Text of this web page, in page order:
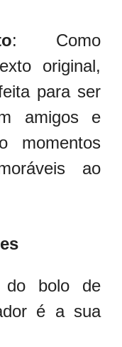
: Como
original,
para ser
amigos e
momentos
ao
do bolo de
é a sua